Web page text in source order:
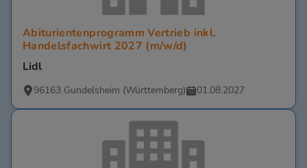
Abiturientenprogramm Vertrieb inkl.
Handelsfachwirt 2027 (m/w/d)
Lidl
96163 Gundelsheim (Württemberg) 01.08.2027